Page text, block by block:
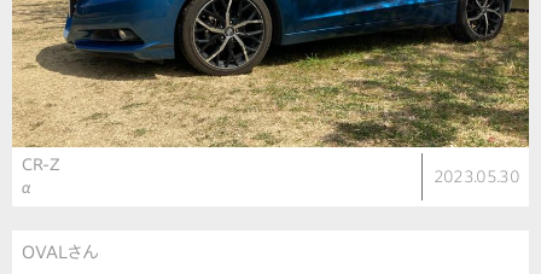
CR-Z
α
2023.05.30
OVALさん